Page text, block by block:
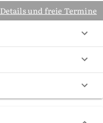
Details und freie Termine